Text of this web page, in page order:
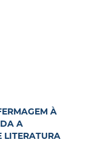
À
A
LITERATURA